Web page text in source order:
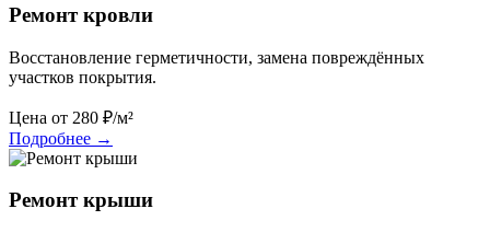
Ремонт кровли
Восстановление герметичности, замена повреждённых
участков покрытия.
Цена от 280 ₽/м²
Подробнее →
Ремонт крыши